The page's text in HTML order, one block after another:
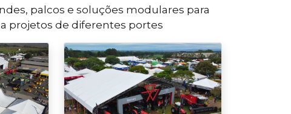
palcos e soluções modulares para
projetos de diferentes portes